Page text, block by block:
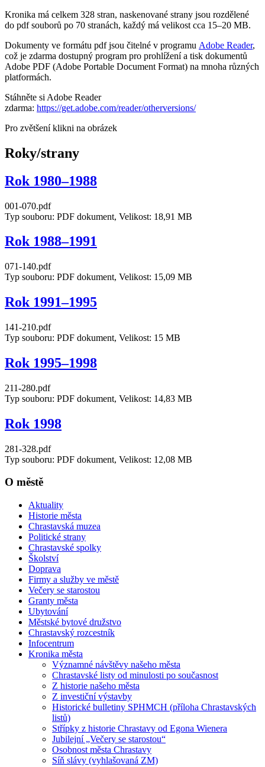
Kronika má celkem 328 stran, naskenované strany jsou rozdělené
do pdf souborů po 70 stranách, každý má velikost cca 15–20 MB.
Dokumenty ve formátu pdf jsou čitelné v programu Adobe Reader,
což je zdarma dostupný program pro prohlížení a tisk dokumentů
Adobe PDF (Adobe Portable Document Format) na mnoha různých
platformách.
Stáhněte si Adobe Reader
zdarma: https://get.adobe.com/reader/otherversions/
Pro zvětšení klikni na obrázek
Roky/strany
Rok 1980–1988
001-070.pdf
Typ souboru: PDF dokument, Velikost: 18,91 MB
Rok 1988–1991
071-140.pdf
Typ souboru: PDF dokument, Velikost: 15,09 MB
Rok 1991–1995
141-210.pdf
Typ souboru: PDF dokument, Velikost: 15 MB
Rok 1995–1998
211-280.pdf
Typ souboru: PDF dokument, Velikost: 14,83 MB
Rok 1998
281-328.pdf
Typ souboru: PDF dokument, Velikost: 12,08 MB
O městě
Aktuality
Historie města
Chrastavská muzea
Politické strany
Chrastavské spolky
Školství
Doprava
Firmy a služby ve městě
Večery se starostou
Granty města
Ubytování
Městské bytové družstvo
Chrastavský rozcestník
Infocentrum
Kronika města
Významné návštěvy našeho města
Chrastavské listy od minulosti po současnost
Z historie našeho města
Z investiční výstavby
Historické bulletiny SPHMCH (příloha Chrastavských
listů)
Střípky z historie Chrastavy od Egona Wienera
Jubilejní „Večery se starostou“
Osobnost města Chrastavy
Síň slávy (vyhlašovaná ZM)